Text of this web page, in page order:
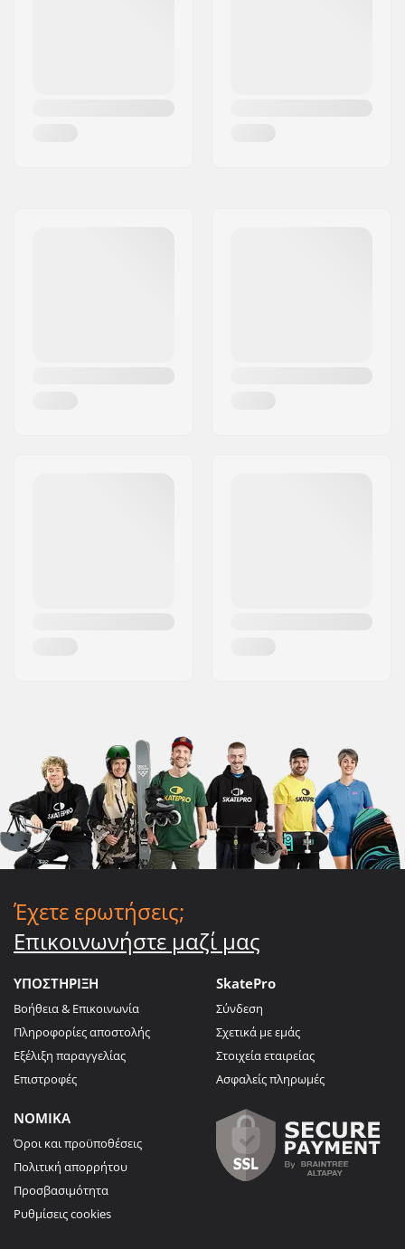
Έχετε ερωτήσεις;
Επικοινωνήστε μαζί μας
ΥΠΟΣΤΗΡΙΞΗ
Βοήθεια & Επικοινωνία
Πληροφορίες αποστολής
Εξέλιξη παραγγελίας
Επιστροφές
SkatePro
Σύνδεση
Σχετικά με εμάς
Στοιχεία εταιρείας
Ασφαλείς πληρωμές
ΝΟΜΙΚΑ
Όροι και προϋποθέσεις
Πολιτική απορρήτου
Προσβασιμότητα
Ρυθμίσεις cookies